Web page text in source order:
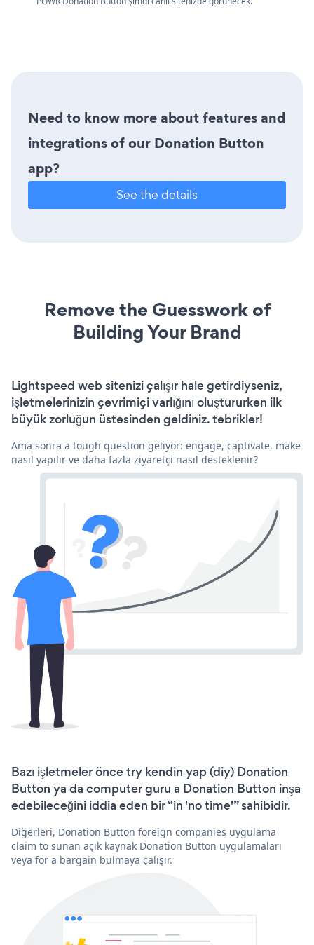
Need to know more about features and
integrations of our Donation Button
app?
See the details
Remove the Guesswork of
Building Your Brand
Lightspeed web sitenizi çalışır hale getirdiyseniz,
işletmelerinizin çevrimiçi varlığını oluştururken ilk
büyük zorluğun üstesinden geldiniz. tebrikler!
Ama sonra a tough question geliyor: engage, captivate, make
nasıl yapılır ve daha fazla ziyaretçi nasıl desteklenir?
Bazı işletmeler önce try kendin yap (diy) Donation
Button ya da computer guru a Donation Button inşa
edebileceğini iddia eden bir “in 'no time'” sahibidir.
Diğerleri, Donation Button foreign companies uygulama
claim to sunan açık kaynak Donation Button uygulamaları
veya for a bargain bulmaya çalışır.